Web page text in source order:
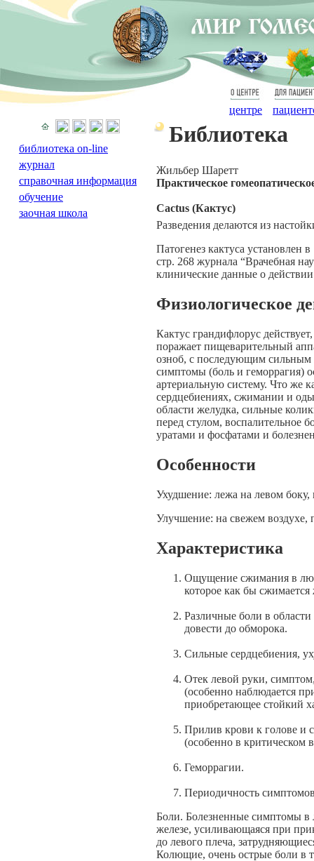
О
центре
Для
Библиотека
Жильбер Шаретт
Практическое
Cactus (Кактус)
Разведения делаются из
Патогенез кактуса
стр. 268 журнала “Врачебная
клинические данные о
Физиологическое
Кактус грандифлорус
поражает пищеварительный
озноб, с последующим
симптомы (боль и геморрагия)
артериальную систему. Что же
сердцебиениях, сжимании и
области желудка, сильные
перед стулом, воспалительное
уратами и фосфатами и
Особенности
Ухудшение: лежа на левом
Улучшение: на свежем воздухе,
Характеристика
Ощущение сжимания в
которое как бы
Различные боли в
довести до обморока.
Сильные сердцебиения,
Отек левой руки,
(особенно наблюдается
приобретающее стойкий
Прилив крови к голове и
(особенно в критическом
Геморрагии.
Периодичность
Боли. Болезненные симптомы в
железе, усиливающаяся при
до левого плеча,
Колющие, очень острые боли в
библиотека on-line
журнал
справочная информация
обучение
заочная школа